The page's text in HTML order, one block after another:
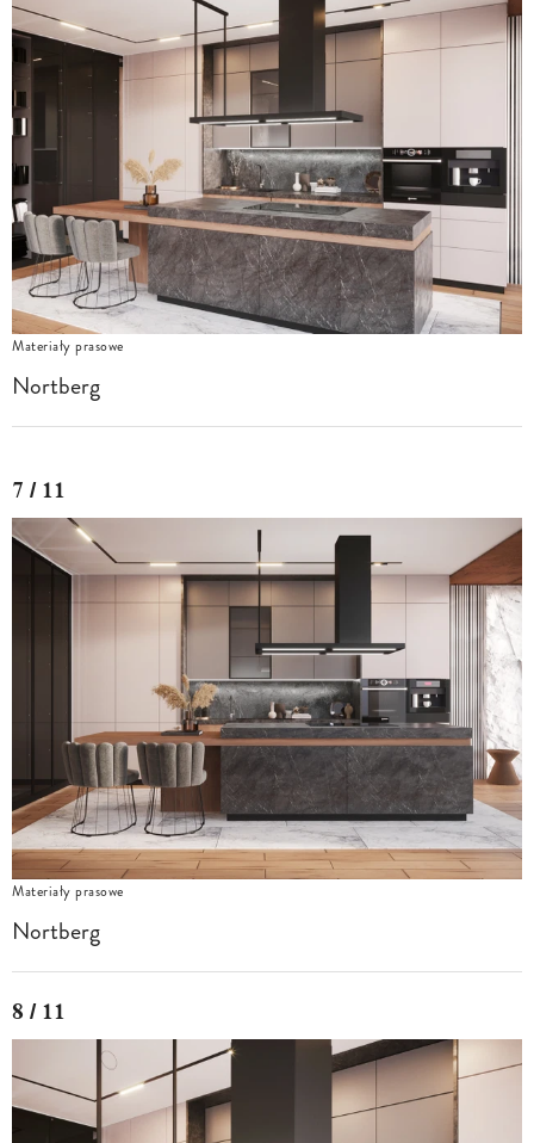
Materiały prasowe
Nortberg
7 / 11
Materiały prasowe
Nortberg
8 / 11